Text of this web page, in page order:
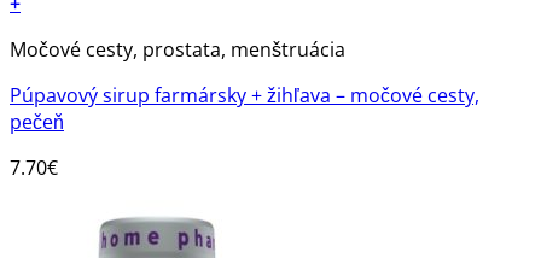
Močové cesty, prostata, menštruácia
Púpavový sirup farmársky + žihľava – močové cesty,
pečeň​
7.70€